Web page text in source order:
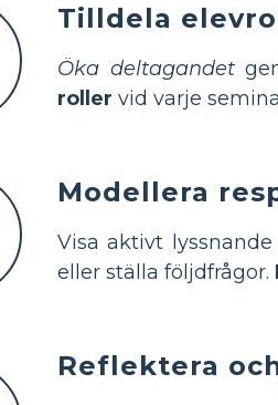
Tilldela
Öka deltagandet
roller vid varje
Modellera
Visa aktivt
eller ställa följdfrågor.
Reflektera